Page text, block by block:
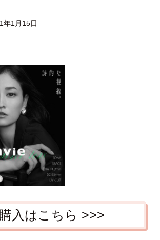
年1月15日
入はこちら >>>